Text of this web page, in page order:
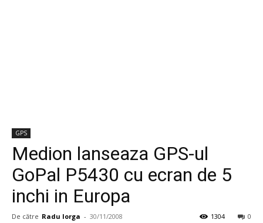
GPS
Medion lanseaza GPS-ul
GoPal P5430 cu ecran de 5
inchi in Europa
De către Radu Iorga - 30/11/2008 0
1304